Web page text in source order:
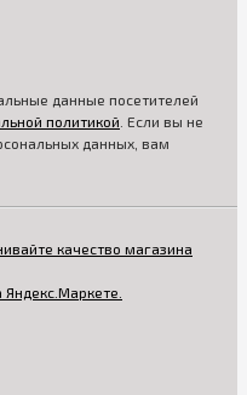
данные посетителей
политикой . Если вы не
данных, вам